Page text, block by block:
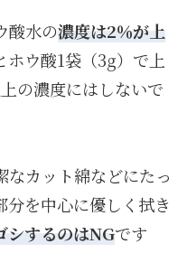
酸水の濃度は2％が上
ウ酸1袋（3g）で上
の濃度にはしないで
なカット綿などにたっ
を中心に優しく拭き
シするのはNGです